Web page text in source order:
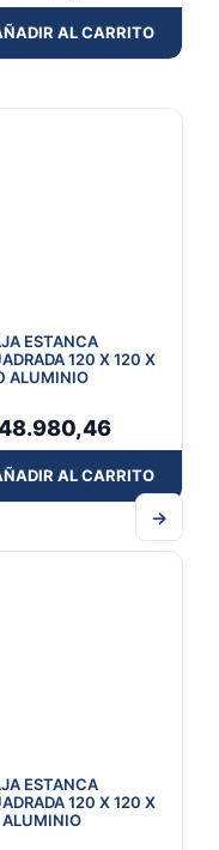
AL CARRITO
ESTANCA
120 X 120 X
ALUMINIO
AL CARRITO
ESTANCA
120 X 120 X
→